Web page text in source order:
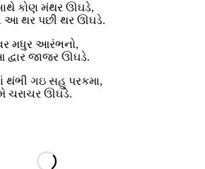
કોણ મંથર ઊઘડે,
આ થર પછી થર ઊઘડે.
મધુર આરંભનો,
દ્વાર જાજર ઊઘડે.
ગઇ સહુ પરકમા,
ચરાચર ઊઘડે.